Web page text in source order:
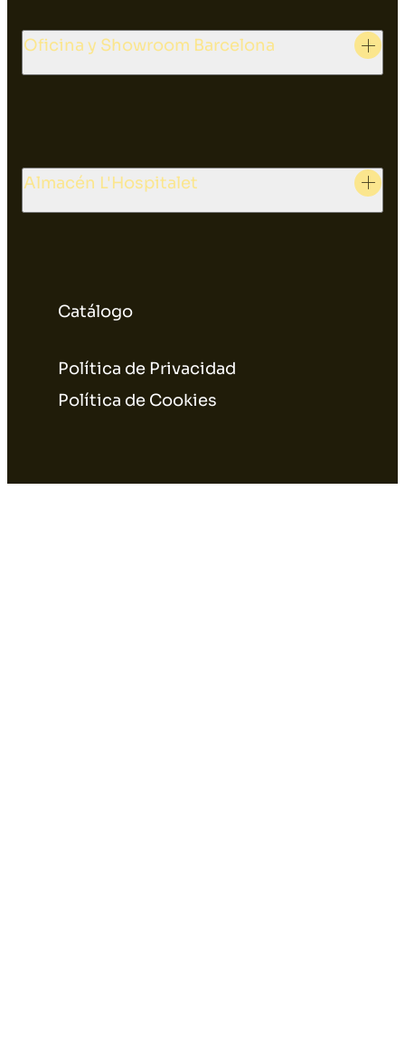
Catálogo
Política de Privacidad
Política de Cookies
Oficina y Showroom Barcelona
Almacén L'Hospitalet